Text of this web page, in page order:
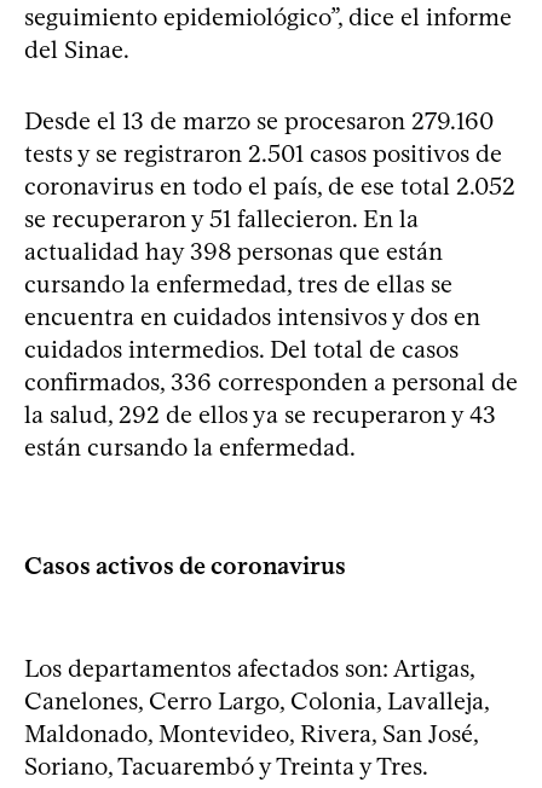
seguimiento epidemiológico”, dice el informe
del Sinae.
Desde el 13 de marzo se procesaron 279.160
tests y se registraron 2.501 casos positivos de
coronavirus en todo el país, de ese total 2.052
se recuperaron y 51 fallecieron. En la
actualidad hay 398 personas que están
cursando la enfermedad, tres de ellas se
encuentra en cuidados intensivos y dos en
cuidados intermedios. Del total de casos
confirmados, 336 corresponden a personal de
la salud, 292 de ellos ya se recuperaron y 43
están cursando la enfermedad.
Casos activos de coronavirus
Los departamentos afectados son: Artigas,
Canelones, Cerro Largo, Colonia, Lavalleja,
Maldonado, Montevideo, Rivera, San José,
Soriano, Tacuarembó y Treinta y Tres.